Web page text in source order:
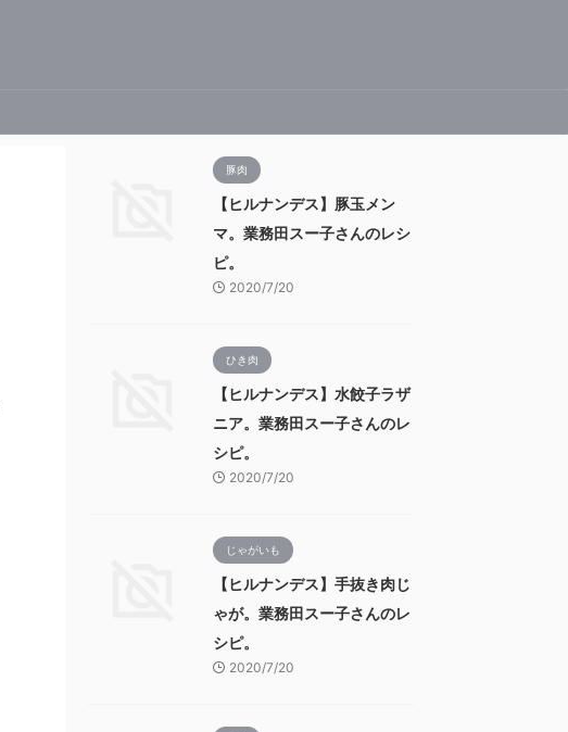
豚肉
【ヒルナンデス】豚玉メン
マ。業務田スー子さんのレシ
ピ。
2020/7/20
ひき肉
【ヒルナンデス】水餃子ラザ
ニア。業務田スー子さんのレ
シピ。
2020/7/20
じゃがいも
【ヒルナンデス】手抜き肉じ
ゃが。業務田スー子さんのレ
シピ。
2020/7/20